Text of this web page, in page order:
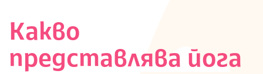
Какво
представлява йога